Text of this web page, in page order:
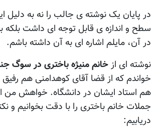
در پايان يک نوشته ی جالب را نه به دليل
سطح و اندازه ی قابل توجه ای داشت بلکه
در آن، مايلم اشاره ای به آن داشته باشم.
نوشته ای از خانم منيژه باختری در سوگ
خواندم که از قضا آقای کوهدامنی هم رفيق
هم استاد ايشان در دانشگاه. خواهش من
جملات خانم باختری را با دقت بخوانيم و
دريابيم: